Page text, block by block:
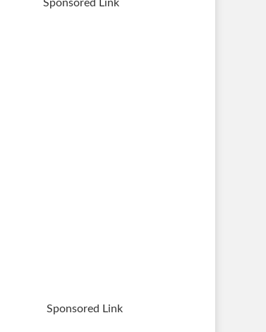
Sponsored Link
Sponsored Link